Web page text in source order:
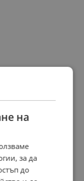
новите
на
за да
до